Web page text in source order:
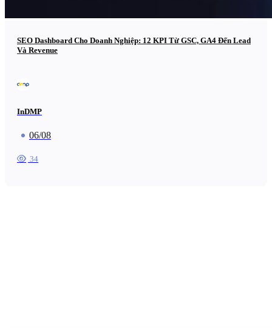
SEO Dashboard Cho Doanh Nghiệp: 12 KPI Từ GSC, GA4 Đến Lead
Và Revenue
InDMP
06/08
34